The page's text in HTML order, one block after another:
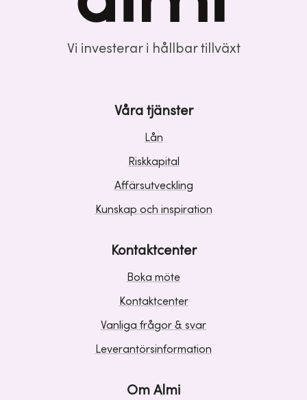
Vi investerar i hållbar tillväxt
Våra tjänster
Lån
Riskkapital
Affärsutveckling
Kunskap och inspiration
Kontaktcenter
Boka möte
Kontaktcenter
Vanliga frågor & svar
Leverantörsinformation
Om Almi